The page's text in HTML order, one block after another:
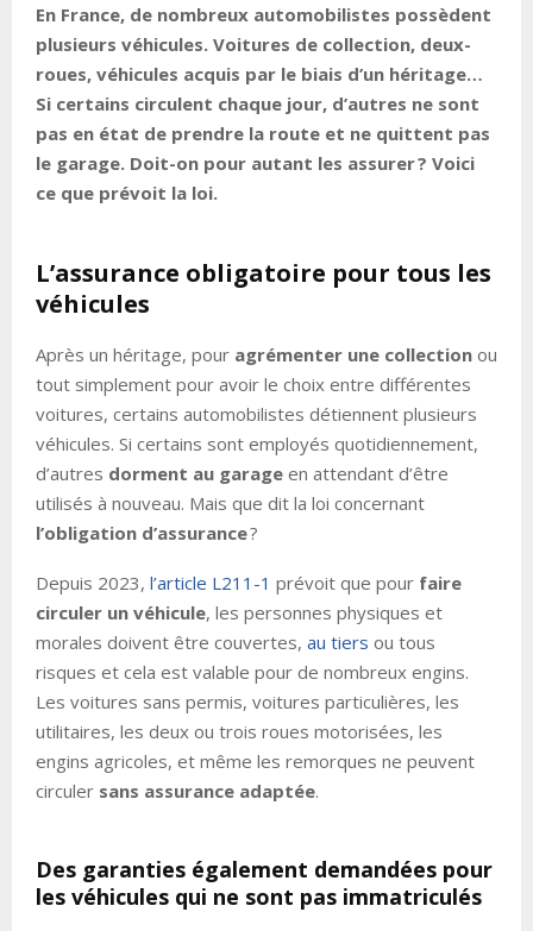
En France, de nombreux automobilistes possèdent
plusieurs véhicules. Voitures de collection, deux-
roues, véhicules acquis par le biais d’un héritage…
Si certains circulent chaque jour, d’autres ne sont
pas en état de prendre la route et ne quittent pas
le garage. Doit-on pour autant les assurer ? Voici
ce que prévoit la loi.
L’assurance obligatoire pour tous les
véhicules
Après un héritage, pour agrémenter une collection ou
tout simplement pour avoir le choix entre différentes
voitures, certains automobilistes détiennent plusieurs
véhicules. Si certains sont employés quotidiennement,
d’autres dorment au garage en attendant d’être
utilisés à nouveau. Mais que dit la loi concernant
l’obligation d’assurance?
Depuis 2023, l’article L211-1 prévoit que pour faire
circuler un véhicule, les personnes physiques et
morales doivent être couvertes, au tiers ou tous
risques et cela est valable pour de nombreux engins.
Les voitures sans permis, voitures particulières, les
utilitaires, les deux ou trois roues motorisées, les
engins agricoles, et même les remorques ne peuvent
circuler sans assurance adaptée.
Des garanties également demandées pour
les véhicules qui ne sont pas immatriculés